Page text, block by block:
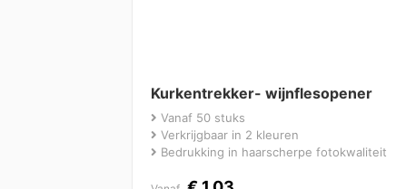
Kurkentrekker- wijnflesopener
Vanaf 50 stuks
Verkrijgbaar in 2 kleuren
Bedrukking in haarscherpe fotokwaliteit